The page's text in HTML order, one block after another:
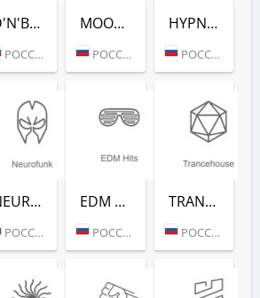
D'N'B CLASSICS (РАДИО РЕКОРД)
РОССИЯ (МОСКВА)
MOOMBAHTON (РАДИО РЕКОРД)
РОССИЯ (МОСКВА)
HYPNOTIC (РАДИО РЕКОРД)
РОССИЯ (МОСКВА)
NEUROFUNK (РАДИО РЕКОРД)
РОССИЯ (МОСКВА)
EDM CLASSICS (РАДИО РЕКОРД)
РОССИЯ (МОСКВА)
TRANCEHOUSE (РАДИО РЕКОРД)
РОССИЯ (МОСКВА)